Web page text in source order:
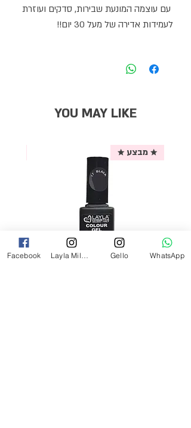
עם עוצמה המונעת שבירות, סדקים ועוזרת
לעמידות אדירה של מעל 30 יום!!
YOU MAY LIKE
★ מבצע ★
Facebook Gello WhatsApp